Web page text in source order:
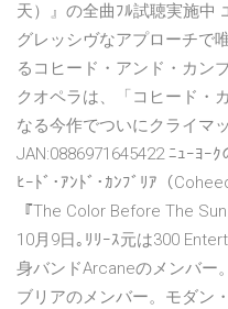
天）』の全曲ﾌﾙ試聴実施中
グレッシヴなアプローチで
るコヒード・アンド・カン
クオペラは、「コヒード・
なる今作でついにクライマ
JAN:0886971645422 ﾆｭｰﾖｰ
ﾋｰﾄﾞ･ｱﾝﾄﾞ･ｶﾝﾌﾞﾘｱ（
『The Color Before The
10月9日｡ﾘﾘｰｽ元は300
身バンドArcaneのメンバー
ブリアのメンバー。モダン